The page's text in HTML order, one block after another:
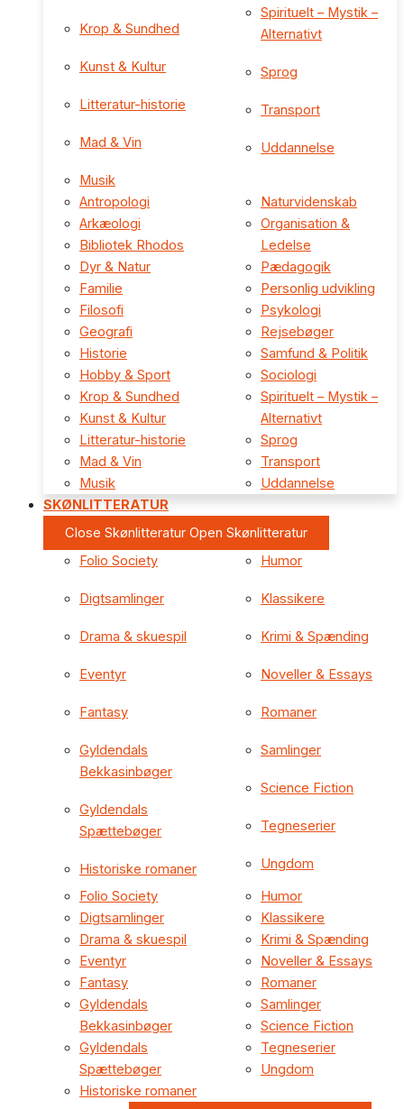
Krop & Sundhed
Kunst & Kultur
Litteratur-historie
Mad & Vin
Musik
Spirituelt – Mystik –
Alternativt
Sprog
Transport
Uddannelse
Antropologi
Arkæologi
Bibliotek Rhodos
Dyr & Natur
Familie
Filosofi
Geografi
Historie
Hobby & Sport
Krop & Sundhed
Kunst & Kultur
Litteratur-historie
Mad & Vin
Musik
Naturvidenskab
Organisation &
Ledelse
Pædagogik
Personlig udvikling
Psykologi
Rejsebøger
Samfund & Politik
Sociologi
Spirituelt – Mystik –
Alternativt
Sprog
Transport
Uddannelse
SKØNLITTERATUR
Close Skønlitteratur Open Skønlitteratur
Folio Society
Digtsamlinger
Drama & skuespil
Eventyr
Fantasy
Gyldendals
Bekkasinbøger
Gyldendals
Spættebøger
Historiske romaner
Humor
Klassikere
Krimi & Spænding
Noveller & Essays
Romaner
Samlinger
Science Fiction
Tegneserier
Ungdom
Folio Society
Digtsamlinger
Drama & skuespil
Eventyr
Fantasy
Gyldendals
Bekkasinbøger
Gyldendals
Spættebøger
Historiske romaner
Humor
Klassikere
Krimi & Spænding
Noveller & Essays
Romaner
Samlinger
Science Fiction
Tegneserier
Ungdom